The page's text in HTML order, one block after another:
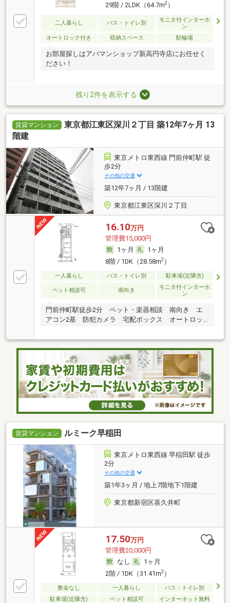
29階 / 2LDK（64.7m2）
二人暮らし バス・トイレ別
モニタ付インターホ
ン
オートロック付き
収納スペース 駐輪場
お部屋探しはアパマンショップ新高円寺店にお任せく
ださい！
残り2件を表示する
賃貸マンション
東京都江東区深川２丁目 築12年7ヶ月 13
階建
東京メトロ東西線 門前仲町駅 徒
歩2分
その他の交通
築12年7ヶ月 / 13階建
東京都江東区深川２丁目
16.10万円
管理費15,000円
1ヶ月
1ヶ月
8階 / 1DK（28.58m2）
一人暮らし バス・トイレ別 駐車場(近隣含)
ペット相談可 南向き
モニタ付インターホ
ン
門前仲町駅徒歩2分 ペット・楽器相談 南向き エ
アコン2基 防犯カメラ 宅配ボックス オートロッ
賃貸マンション ルミーク早稲田
東京メトロ東西線 早稲田駅 徒歩
2分
その他の交通
築1年3ヶ月 / 地上7階地下1階建
東京都新宿区喜久井町
17.50万円
管理費20,000円
なし
1ヶ月
2階 / 1DK（31.41m2）
敷金なし 一人暮らし
バス・トイレ別
駐車場(近隣含)
ペット相談可 インターネット無料